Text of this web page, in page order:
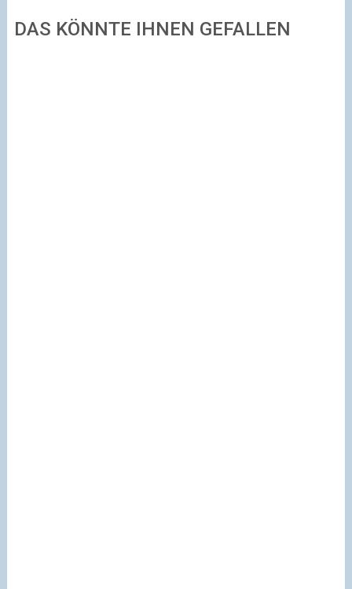
DAS KÖNNTE IHNEN GEFALLEN